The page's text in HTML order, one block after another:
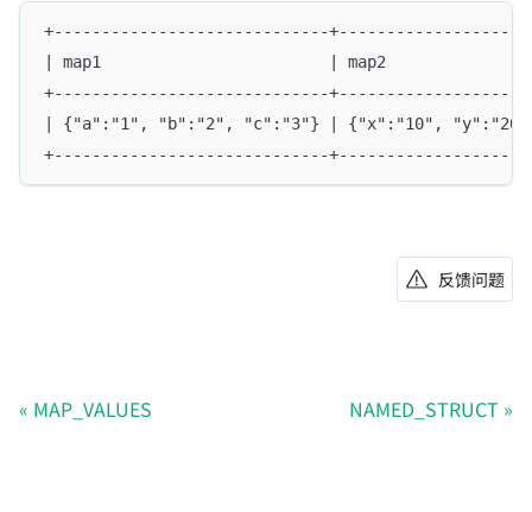
+-----------------------------
| map1                        | map2
+-----------------------------
| {"a":"1", "b":"2", "c":"3"} | {"x":"10",
+-----------------------------
反馈问题
MAP_VALUES NAMED_STRUCT